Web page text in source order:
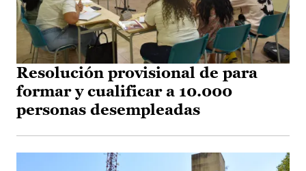
Resolución provisional de para
formar y cualificar a 10.000
personas desempleadas